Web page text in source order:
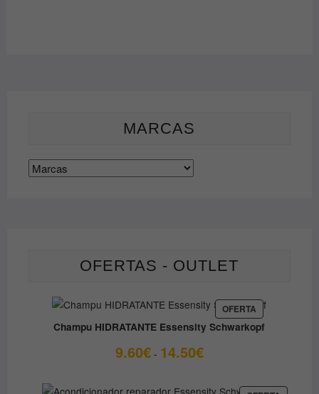
MARCAS
OFERTAS - OUTLET
OFERTA PRODUCTO
EN
OFERTA
Champu HIDRATANTE Essensity Schwarkopf
9.60€ - 14.50€Rango